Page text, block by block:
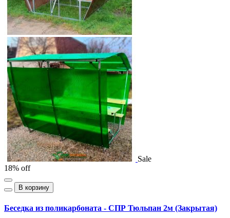
Sale
18% off
В корзину
Беседка из поликарбоната - СПР Тюльпан 2м (Закрытая)